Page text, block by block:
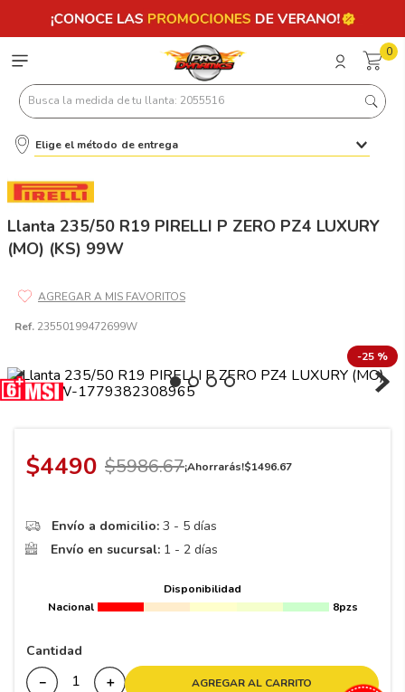
0
Busca la medida de tu llanta: 2055516
Elige el método de entrega
Llanta 235/50 R19 PIRELLI P ZERO PZ4 LUXURY
(MO) (KS) 99W
Ref. 23550199472699W
-25 %
$4490 $5986.67¡Ahorrarás!$1496.67
Envío a domicilio: 3 - 5 días
Envío en sucursal: 1 - 2 días
Disponibilidad
Nacional
8pzs
Cantidad
＋
－ AGREGAR AL CARRITO
Términos más buscados
7.245
10.
175